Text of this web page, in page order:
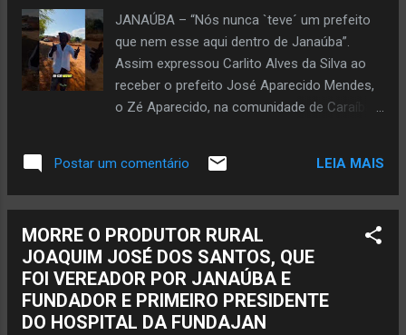
Janaúba por mais de três décadas. Em nota
de pesar, a Prefeitura de Janaúba expressa
o sentimento pela partida eterna do médico
que era servidor público municipal efetivo
desde o dia 22 de abril de 1994 e desligou-se
das atividades em 4 de j...
JANAÚBA – “Nós nunca `teve´ um prefeito
que nem esse aqui dentro de Janaúba”.
Assim expressou Carlito Alves da Silva ao
receber o prefeito José Aparecido Mendes,
o Zé Aparecido, na comunidade de Caraíbas,
conhecido, está com pouco mais de 80
anos e mora há muito tempo na
Carlim, em todo lugar por onde passa ou
tem conhecido há uma marca de obras e
ações por parte da gestão do prefeito Zé
Aparecido. O prefeito se encontrou com os
moradores e, é claro, não faltou aquela boa
Postar um comentário LEIA MAIS
MORRE O PRODUTOR RURAL
JOAQUIM JOSÉ DOS SANTOS, QUE
FOI VEREADOR POR JANAÚBA E
FUNDADOR E PRIMEIRO PRESIDENTE
DO HOSPITAL DA FUNDAJAN